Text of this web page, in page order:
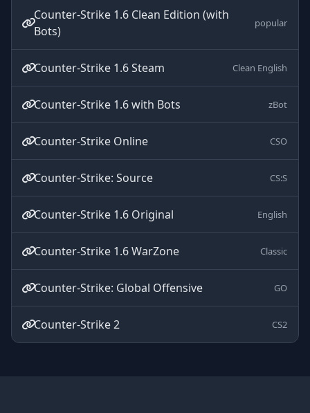
Counter-Strike 1.6 Clean Edition (with
Bots)
popular
Counter-Strike 1.6 Steam Clean English
Counter-Strike 1.6 with Bots zBot
Counter-Strike Online CSO
Counter-Strike: Source CS:S
Counter-Strike 1.6 Original English
Counter-Strike 1.6 WarZone Classic
Counter-Strike: Global Offensive GO
Counter-Strike 2 CS2